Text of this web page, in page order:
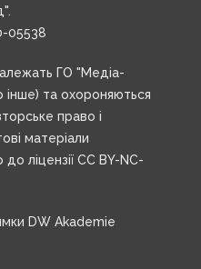
05538
ГО "Медіа-
інше) та охороняються
право і
матеріали
ліцензії CC BY-NC-
DW Akademie